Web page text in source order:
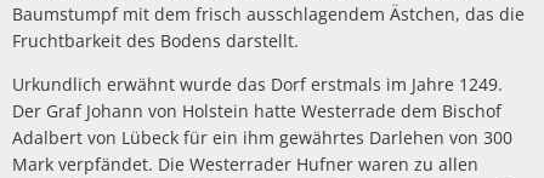
Baumstumpf mit dem frisch ausschlagendem Ästchen, das die
Fruchtbarkeit des Bodens darstellt.
Urkundlich erwähnt wurde das Dorf erstmals im Jahre 1249.
Der Graf Johann von Holstein hatte Westerrade dem Bischof
Adalbert von Lübeck für ein ihm gewährtes Darlehen von 300
Mark verpfändet. Die Westerrader Hufner waren zu allen